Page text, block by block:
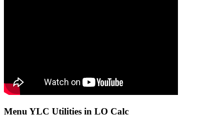
Menu YLC Utilities in LO Calc